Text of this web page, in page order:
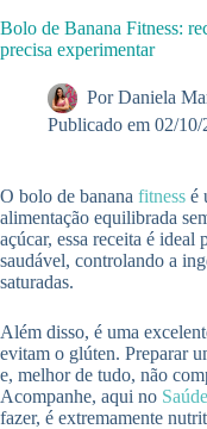
Bolo de Banana Fitness:
precisa experimentar
Por Daniela
Publicado em 02/10/
O bolo de banana fitness é
alimentação equilibrada
açúcar, essa receita é ideal
saudável, controlando a
saturadas.
Além disso, é uma
evitam o glúten. Preparar
e, melhor de tudo, não
Acompanhe, aqui no
fazer, é extremamente